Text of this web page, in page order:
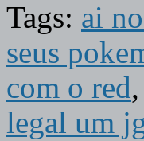
Tags: ai
seus
com o red,
legal um